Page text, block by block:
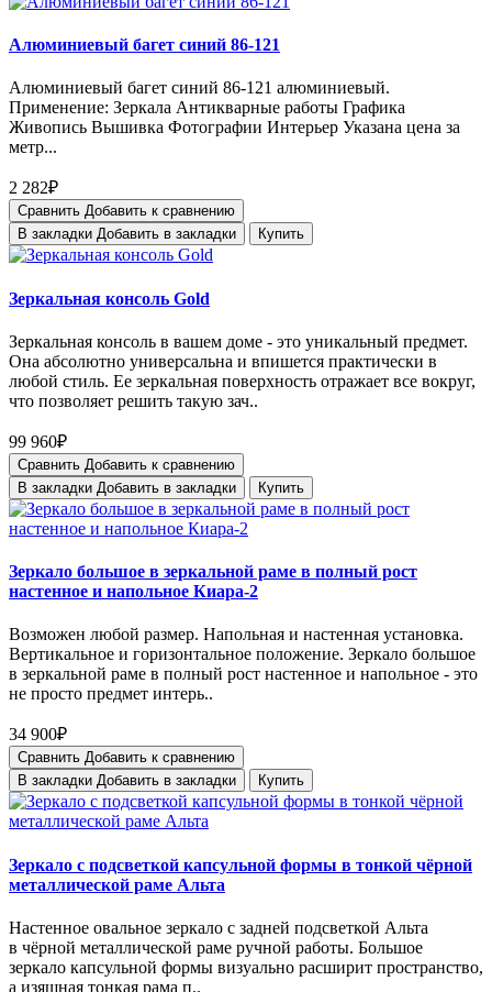
Алюминиевый багет синий 86-121
Алюминиевый багет синий 86-121 алюминиевый.
Применение: Зеркала Антикварные работы Графика
Живопись Вышивка Фотографии Интерьер Указана цена за
метр...
2 282₽
Сравнить Добавить к сравнению
В закладки Добавить в закладки Купить
Зеркальная консоль Gold
Зеркальная консоль в вашем доме - это уникальный предмет.
Она абсолютно универсальна и впишется практически в
любой стиль. Ее зеркальная поверхность отражает все вокруг,
что позволяет решить такую зач..
99 960₽
Сравнить Добавить к сравнению
В закладки Добавить в закладки Купить
Зеркало большое в зеркальной раме в полный рост
настенное и напольное Киара-2
Возможен любой размер. Напольная и настенная установка.
Вертикальное и горизонтальное положение. Зеркало большое
в зеркальной раме в полный рост настенное и напольное - это
не просто предмет интерь..
34 900₽
Сравнить Добавить к сравнению
В закладки Добавить в закладки Купить
Зеркало с подсветкой капсульной формы в тонкой чёрной
металлической раме Альта
Настенное овальное зеркало с задней подсветкой Альта
в чёрной металлической раме ручной работы. Большое
зеркало капсульной формы визуально расширит пространство,
а изящная тонкая рама п..